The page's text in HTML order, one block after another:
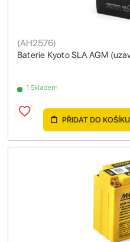
Baterie Kyoto SLA AGM
(AH2576)
1 Skladem
PŘIDAT DO KOŠÍKU